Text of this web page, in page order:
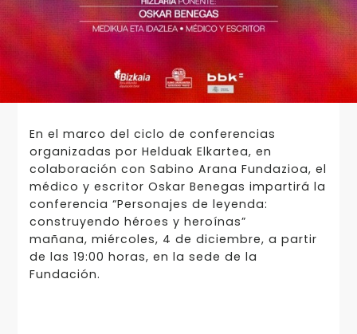
En el marco del ciclo de conferencias
organizadas por Helduak Elkartea, en
colaboración con Sabino Arana Fundazioa, el
médico y escritor Oskar Benegas impartirá la
conferencia “Personajes de leyenda:
construyendo héroes y heroínas”
mañana, miércoles, 4 de diciembre, a partir
de las 19:00 horas, en la sede de la
Fundación.